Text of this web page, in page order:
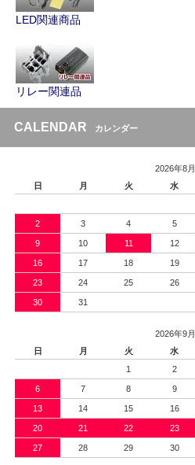
LED関連商品
リレー関連品
CALENDAR カレンダー
2026年8月
日
月 火 水
2 3 4 5
9 10 11 12
16 17 18 19
23 24 25 26
30 31
2026年9月
日
月 火 水
1
2
6 7 8 9
13 14 15 16
20 21 22 23
27 28 29 30